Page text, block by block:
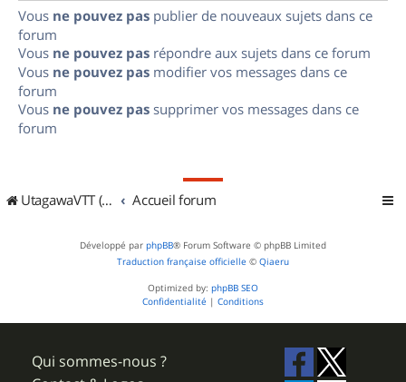
Vous ne pouvez pas publier de nouveaux sujets dans ce
forum
Vous ne pouvez pas répondre aux sujets dans ce forum
Vous ne pouvez pas modifier vos messages dans ce
forum
Vous ne pouvez pas supprimer vos messages dans ce
forum
UtagawaVTT (Randos VTT et VTTAE avec traces GPS) Accueil forum
Développé par phpBB® Forum Software © phpBB Limited
Traduction française officielle © Qiaeru
Optimized by: phpBB SEO
Confidentialité | Conditions
Qui sommes-nous ?